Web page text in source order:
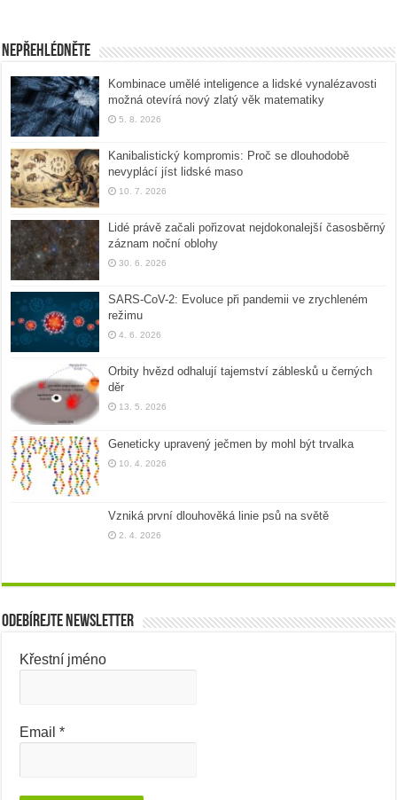
Nepřehlédněte
Kombinace umělé inteligence a lidské vynalézavosti
možná otevírá nový zlatý věk matematiky
5. 8. 2026
Kanibalistický kompromis: Proč se dlouhodobě
nevyplácí jíst lidské maso
10. 7. 2026
Lidé právě začali pořizovat nejdokonalejší časosběrný
záznam noční oblohy
30. 6. 2026
SARS-CoV-2: Evoluce při pandemii ve zrychleném
režimu
4. 6. 2026
Orbity hvězd odhalují tajemství záblesků u černých
děr
13. 5. 2026
Geneticky upravený ječmen by mohl být trvalka
10. 4. 2026
Vzniká první dlouhověká linie psů na světě
2. 4. 2026
Odebírejte newsletter
Křestní jméno
Email*